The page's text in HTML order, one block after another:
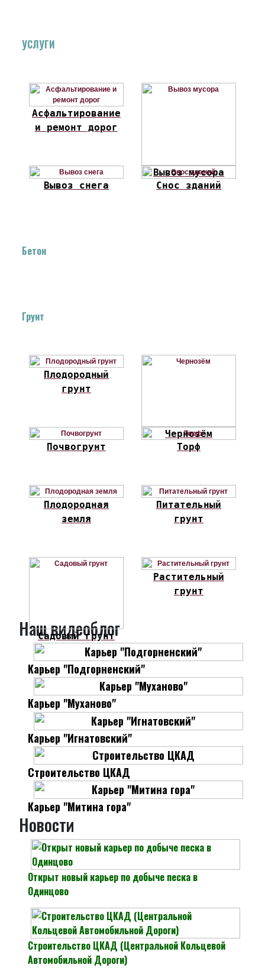
УСЛУГИ
Асфальтирование
и ремонт дорог
Вывоз мусора
Вывоз снега
Снос зданий
Бетон
Грунт
Плодородный
грунт
Чернозём
Почвогрунт
Торф
Плодородная
земля
Питательный
грунт
Садовый грунт
Растительный
грунт
Наш видеоблог
Карьер "Подгорненский"
Карьер "Муханово"
Карьер "Игнатовский"
Строительство ЦКАД
Карьер "Митина гора"
Новости
Открыт новый карьер по добыче песка в
Одинцово
Строительство ЦКАД (Центральной Кольцевой
Автомобильной Дороги)